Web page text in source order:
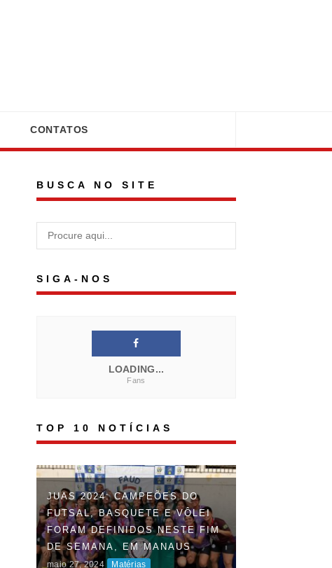
CONTATOS
BUSCA NO SITE
SIGA-NOS
LOADING...
Fans
TOP 10 NOTÍCIAS
JUAS 2024: CAMPEÕES DO
FUTSAL, BASQUETE E VÔLEI
FORAM DEFINIDOS NESTE FIM
DE SEMANA, EM MANAUS
maio 27, 2024 Matérias